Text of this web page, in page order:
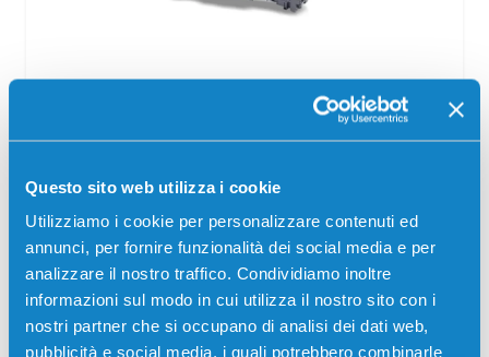
Questo sito web utilizza i cookie
Utilizziamo i cookie per personalizzare contenuti ed
annunci, per fornire funzionalità dei social media e per
analizzare il nostro traffico. Condividiamo inoltre
informazioni sul modo in cui utilizza il nostro sito con i
nostri partner che si occupano di analisi dei dati web,
pubblicità e social media, i quali potrebbero combinarle
Tamburo compatibile Hp CF232A 32A
Tamburo compatibile Hp CF232A 32A NERO 23000
pagine per Stampanti: Hp LASERJET PRO M118DW, Hp
LASERJET PRO M148DW, Hp LASERJET PRO M148FDW,
Hp LASERJET PRO…